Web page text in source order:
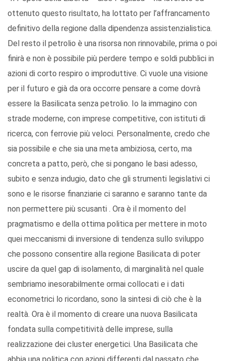
ottenuto questo risultato, ha lottato per l’affrancamento
definitivo della regione dalla dipendenza assistenzialistica.
Del resto il petrolio è una risorsa non rinnovabile, prima o poi
finirà e non è possibile più perdere tempo e soldi pubblici in
azioni di corto respiro o improduttive. Ci vuole una visione
per il futuro e già da ora occorre pensare a come dovrà
essere la Basilicata senza petrolio. Io la immagino con
strade moderne, con imprese competitive, con istituti di
ricerca, con ferrovie più veloci. Personalmente, credo che
sia possibile e che sia una meta ambiziosa, certo, ma
concreta a patto, però, che si pongano le basi adesso,
subito e senza indugio, dato che gli strumenti legislativi ci
sono e le risorse finanziarie ci saranno e saranno tante da
non permettere più scusanti . Ora è il momento del
pragmatismo e della ottima politica per mettere in moto
quei meccanismi di inversione di tendenza sullo sviluppo
che possono consentire alla regione Basilicata di poter
uscire da quel gap di isolamento, di marginalità nel quale
sembriamo inesorabilmente ormai collocati e i dati
econometrici lo ricordano, sono la sintesi di ciò che è la
realtà. Ora è il momento di creare una nuova Basilicata
fondata sulla competitività delle imprese, sulla
realizzazione dei cluster energetici. Una Basilicata che